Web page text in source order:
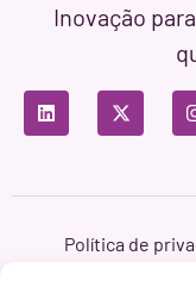
Inovação
Política de